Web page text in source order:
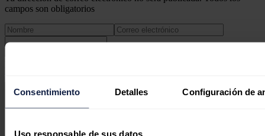
Consentimiento Detalles Configuración de
Uso responsable de sus datos
campos son obligatorios